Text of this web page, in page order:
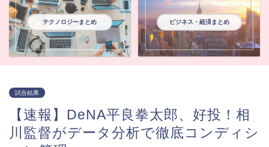
テクノロジーまとめ ビジネス・経済まとめ
試合結果
【速報】DeNA平良拳太郎、好投！相
川監督がデータ分析で徹底コンディシ